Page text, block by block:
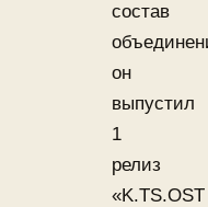
состав
он
выпустил
1
релиз
«K.TS.OST